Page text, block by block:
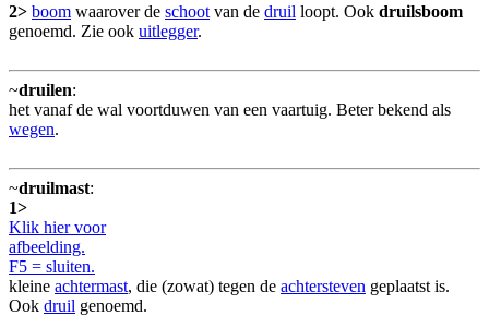
2> boom waarover de schoot van de druil loopt. Ook druilsboom
genoemd. Zie ook uitlegger.
~druilen:
het vanaf de wal voortduwen van een vaartuig. Beter bekend als
wegen.
~druilmast:
1>
Klik hier voor
afbeelding.
F5 = sluiten.
kleine achtermast, die (zowat) tegen de achtersteven geplaatst is.
Ook druil genoemd.